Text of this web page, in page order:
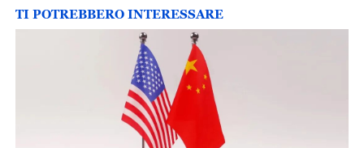
TI POTREBBERO INTERESSARE